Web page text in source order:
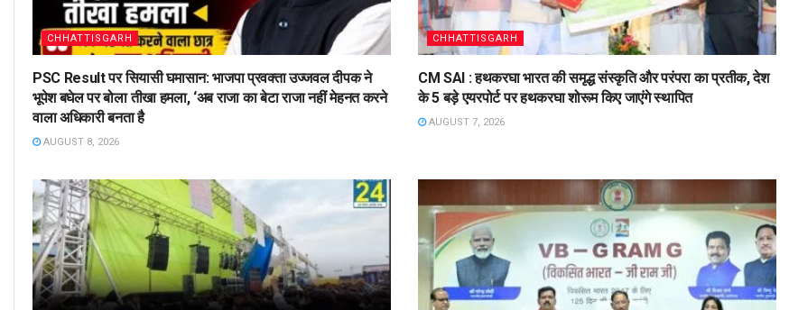
CHHATTISGARH
PSC Result पर सियासी घमासान: भाजपा प्रवक्ता उज्जवल दीपक ने
भूपेश बघेल पर बोला तीखा हमला, ‘अब राजा का बेटा राजा नहीं मेहनत करने
वाला अधिकारी बनता है
AUGUST 8, 2026
CHHATTISGARH
CM SAI : हथकरघा भारत की समृद्ध संस्कृति और परंपरा का प्रतीक, देश
के 5 बड़े एयरपोर्ट पर हथकरघा शोरूम किए जाएंगे स्थापित
AUGUST 7, 2026